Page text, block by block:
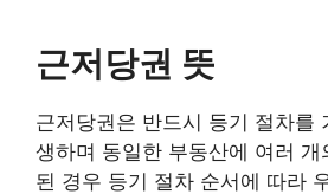
근저당권 뜻
근저당권은 반드시 등기 절차를
생하며 동일한 부동산에 여러 개
된 경우 등기 절차 순서에 따라